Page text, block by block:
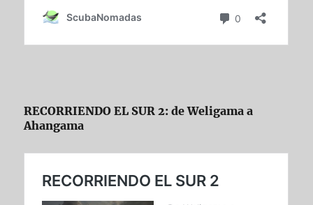
RECORRIENDO EL SUR 2: de Weligama a
Ahangama